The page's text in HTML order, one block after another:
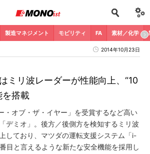
製造マネジメント モビリティ FA 素材／化学
2014年10月23日
ミリ波レーダーが性能向上、“10
を搭載
・オブ・ザ・イヤー」を受賞するなど高い
デミオ」。後方／後側方を検知するミリ波
しており、マツダの運転支援システム「i-
目と言えるような新たな安全機能を採用し